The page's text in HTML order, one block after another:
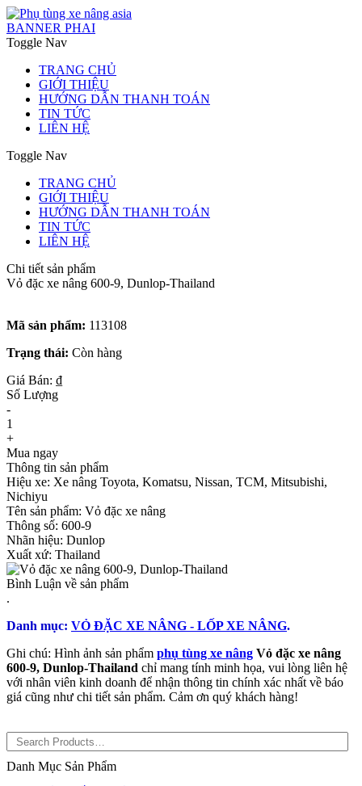
BANNER PHAI
Toggle Nav
TRANG CHỦ
GIỚI THIỆU
HƯỚNG DẪN THANH TOÁN
TIN TỨC
LIÊN HỆ
Toggle Nav
TRANG CHỦ
GIỚI THIỆU
HƯỚNG DẪN THANH TOÁN
TIN TỨC
LIÊN HỆ
Chi tiết sản phẩm
Vỏ đặc xe nâng 600-9, Dunlop-Thailand
Mã sản phẩm: 113108
Trạng thái: Còn hàng
Giá Bán: ₫
Số Lượng
-
1
+
Mua ngay
Thông tin sản phẩm
Hiệu xe: Xe nâng Toyota, Komatsu, Nissan, TCM, Mitsubishi,
Nichiyu
Tên sản phẩm: Vỏ đặc xe nâng
Thông số: 600-9
Nhãn hiệu: Dunlop
Xuất xứ: Thailand
Bình Luận về sản phẩm
.
Danh mục: VỎ ĐẶC XE NÂNG - LỐP XE NÂNG.
Ghi chú: Hình ảnh sản phẩm phụ tùng xe nâng Vỏ đặc xe nâng
600-9, Dunlop-Thailand chỉ mang tính minh họa, vui lòng liên hệ
với nhân viên kinh doanh để nhận thông tin chính xác nhất về báo
giá cũng như chi tiết sản phẩm. Cảm ơn quý khách hàng!
Danh Mục Sản Phẩm